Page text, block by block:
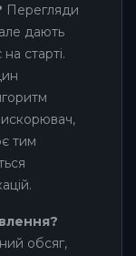
Перегляди
дають
старті.
тим
обсяг,